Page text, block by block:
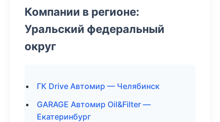
Компании в регионе:
Уральский федеральный
округ
ГК Drive Автомир — Челябинск
GARAGE Автомир Oil&Filter —
Екатеринбург